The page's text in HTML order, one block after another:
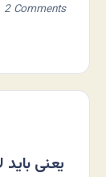
2 Comments
یعنی باید